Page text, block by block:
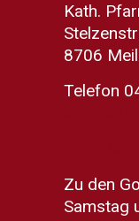
Kath.
8706
Telefon
Zu den
Samstag